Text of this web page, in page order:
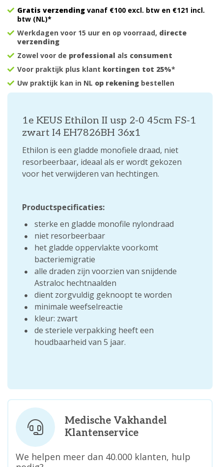
Gratis verzending vanaf €100 excl. btw en €121 incl.
btw (NL)*
Werkdagen voor 15 uur en op voorraad, directe
verzending
Zowel voor de professional als consument
Voor praktijk plus klant kortingen tot 25%*
Uw praktijk kan in NL op rekening bestellen
1e KEUS Ethilon II usp 2-0 45cm FS-1
zwart I4 EH7826BH 36x1
Ethilon is een gladde monofiele draad, niet
resorbeerbaar, ideaal als er wordt gekozen
voor het verwijderen van hechtingen.
Productspecificaties:
sterke en gladde monofile nylondraad
niet resorbeerbaar
het gladde oppervlakte voorkomt
bacteriemigratie
alle draden zijn voorzien van snijdende
Astraloc hechtnaalden
dient zorgvuldig geknoopt te worden
minimale weefselreactie
kleur: zwart
de steriele verpakking heeft een
houdbaarheid van 5 jaar.
Medische Vakhandel
Klantenservice
We helpen meer dan 40.000 klanten, hulp